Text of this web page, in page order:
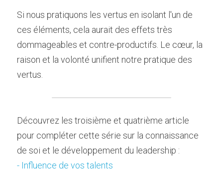
Si nous pratiquons les vertus en isolant l'un de
ces éléments, cela aurait des effets très
dommageables et contre-productifs. Le cœur, la
raison et la volonté unifient notre pratique des
vertus.
Découvrez les troisième et quatrième article
pour compléter cette série sur la connaissance
de soi et le développement du leadership :
- Influence de vos talents